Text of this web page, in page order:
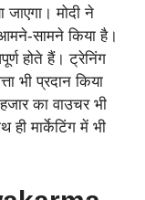
मोदी ने
सामने किया है।
होते हैं। ट्रेनिंग
भी प्रदान किया
का वाउचर भी
मार्केटिंग में भी